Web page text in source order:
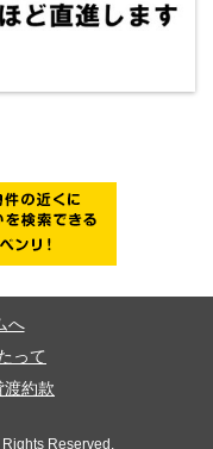
へ
って
渡約款
Rights Reserved.